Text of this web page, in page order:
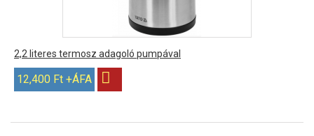
2,2 literes termosz adagoló pumpával
12,400 Ft +ÁFA